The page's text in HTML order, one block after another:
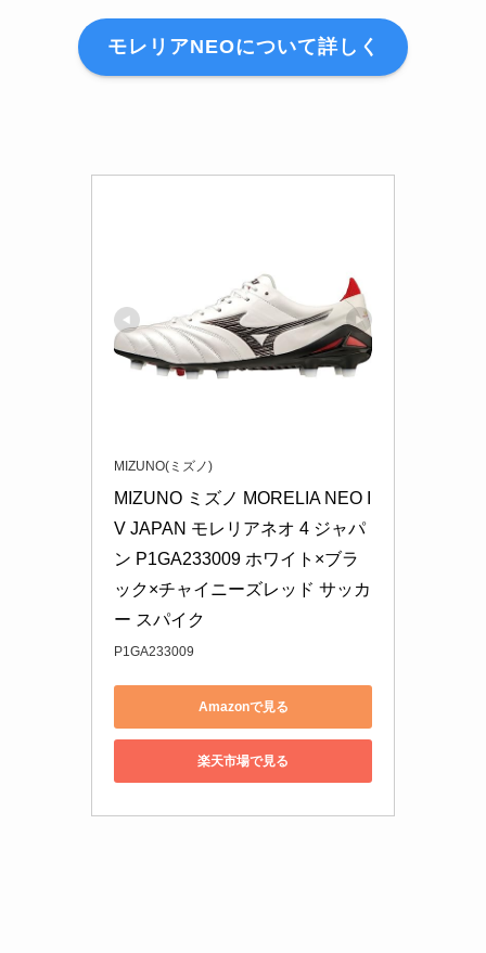
モレリアNEOについて詳しく
MIZUNO(ミズノ)
MIZUNO ミズノ MORELIA NEO I
V JAPAN モレリアネオ 4 ジャパ
ン P1GA233009 ホワイト×ブラ
ック×チャイニーズレッド サッカ
ー スパイク
P1GA233009
Amazonで見る
楽天市場で見る